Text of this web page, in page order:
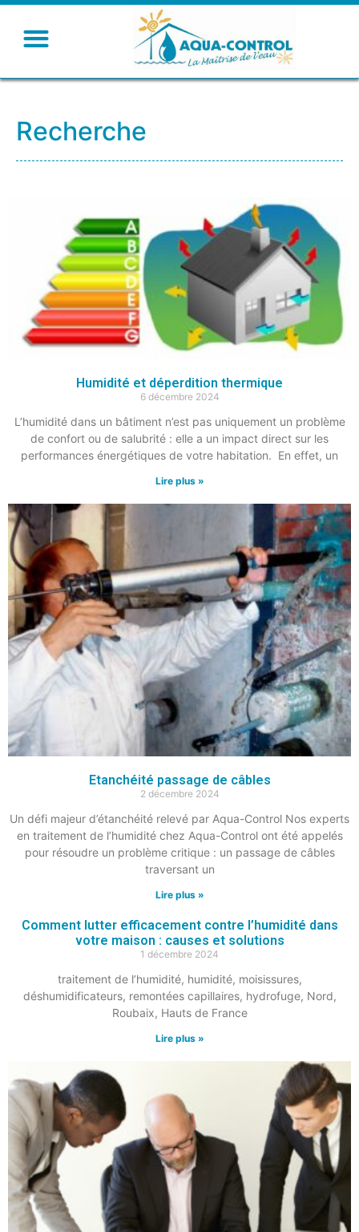
Recherche
Humidité et déperdition thermique
6 décembre 2024
L’humidité dans un bâtiment n’est pas uniquement un problème
de confort ou de salubrité : elle a un impact direct sur les
performances énergétiques de votre habitation. En effet, un
Lire plus »
Etanchéité passage de câbles
2 décembre 2024
Un défi majeur d’étanchéité relevé par Aqua-Control Nos experts
en traitement de l’humidité chez Aqua-Control ont été appelés
pour résoudre un problème critique : un passage de câbles
traversant un
Lire plus »
Comment lutter efficacement contre l’humidité dans
votre maison : causes et solutions
1 décembre 2024
traitement de l’humidité, humidité, moisissures,
déshumidificateurs, remontées capillaires, hydrofuge, Nord,
Roubaix, Hauts de France
Lire plus »